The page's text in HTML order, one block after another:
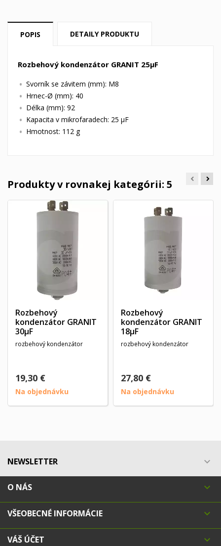
POPIS DETAILY PRODUKTU
Rozbehový kondenzátor GRANIT 25µF
Svorník se závitem (mm): M8
Hrnec-Ø (mm): 40
Délka (mm): 92
Kapacita v mikrofaradech: 25 µF
Hmotnost: 112 g
Produkty v rovnakej kategórii: 5
Rozbehový
kondenzátor GRANIT
30µF
rozbehový kondenzátor
19,30 €
Na objednávku
Rozbehový
kondenzátor GRANIT
18µF
rozbehový kondenzátor
27,80 €
Na objednávku
NEWSLETTER 
O NÁS 
VŠEOBECNÉ INFORMÁCIE 
VÁŠ ÚČET 